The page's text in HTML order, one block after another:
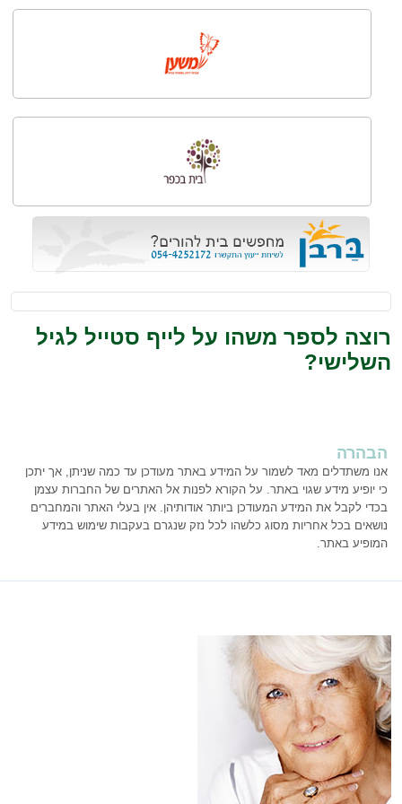
רוצה לספר משהו על לייף סטייל לגיל
השלישי?
הבהרה
אנו משתדלים מאד לשמור על המידע באתר מעודכן עד כמה שניתן, אך יתכן
כי יופיע מידע שגוי באתר. על הקורא לפנות אל האתרים של החברות עצמן
בכדי לקבל את המידע המעודכן ביותר אודותיהן. אין בעלי האתר והמחברים
נושאים בכל אחריות מסוג כלשהו לכל נזק שנגרם בעקבות שימוש במידע
המופיע באתר.